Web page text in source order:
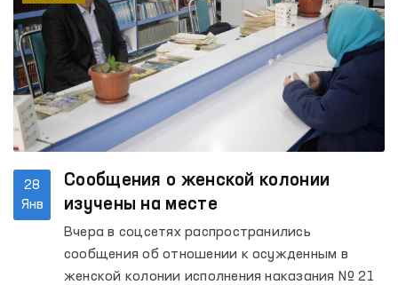
28
Янв
Сообщения о женской колонии
изучены на месте
Вчера в соцсетях распространились
сообщения об отношении к осужденным в
женской колонии исполнения наказания № 21